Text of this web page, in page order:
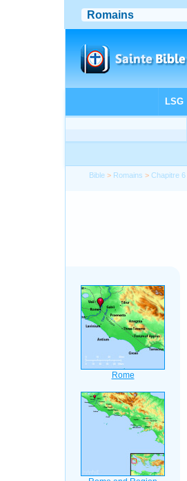
Bible > Romains >Chapitre 6